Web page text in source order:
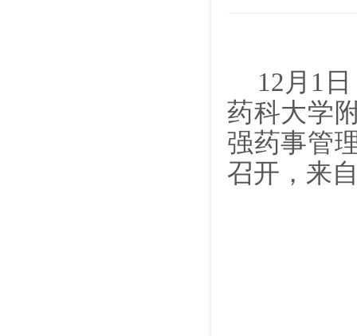
12月1
药科大学
强药事管
召开，来